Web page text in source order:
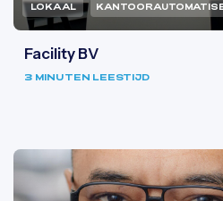
LOKAAL
Facility BV
3 MINUTEN LEESTIJD